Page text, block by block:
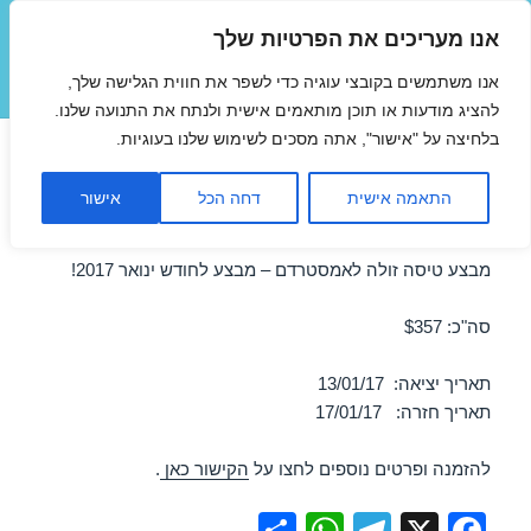
אנו מעריכים את הפרטיות שלך
אנו משתמשים בקובצי עוגיה כדי לשפר את חווית הגלישה שלך,
להציג מודעות או תוכן מותאמים אישית ולנתח את התנועה שלנו.
בלחיצה על "אישור", אתה מסכים לשימוש שלנו בעוגיות.
התאמה אישית דחה הכל אישור
תפריטים
ווידג'טים
טיסות זולות לאמסטרדם בינואר
13/01/2017
מבצע טיסה זולה לאמסטרדם – מבצע לחודש ינואר 2017!
סה"כ: $357
תאריך יציאה: 13/01/17
תאריך חזרה: 17/01/17
להזמנה ופרטים נוספים לחצו על הקישור כאן .